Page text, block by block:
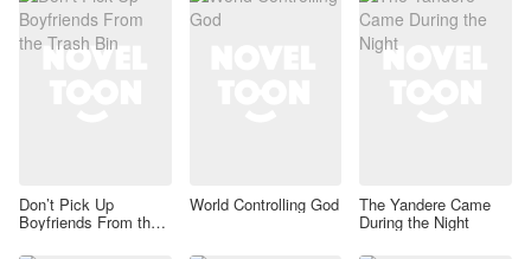
Don’t Pick Up
Boyfriends From the
World Controlling God The Yandere Came
During the Night